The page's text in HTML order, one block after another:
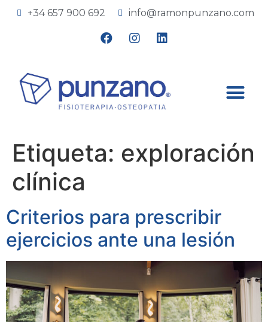
+34 657 900 692 info@ramonpunzano.com
Etiqueta: exploración
clínica
Criterios para prescribir
ejercicios ante una lesión